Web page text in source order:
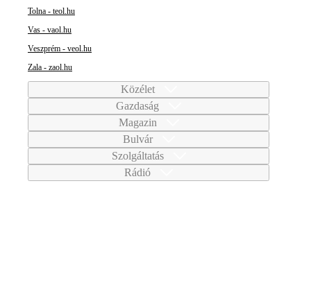
Tolna - teol.hu
Vas - vaol.hu
Veszprém - veol.hu
Zala - zaol.hu
Közélet
Gazdaság
Magazin
Bulvár
Szolgáltatás
Rádió